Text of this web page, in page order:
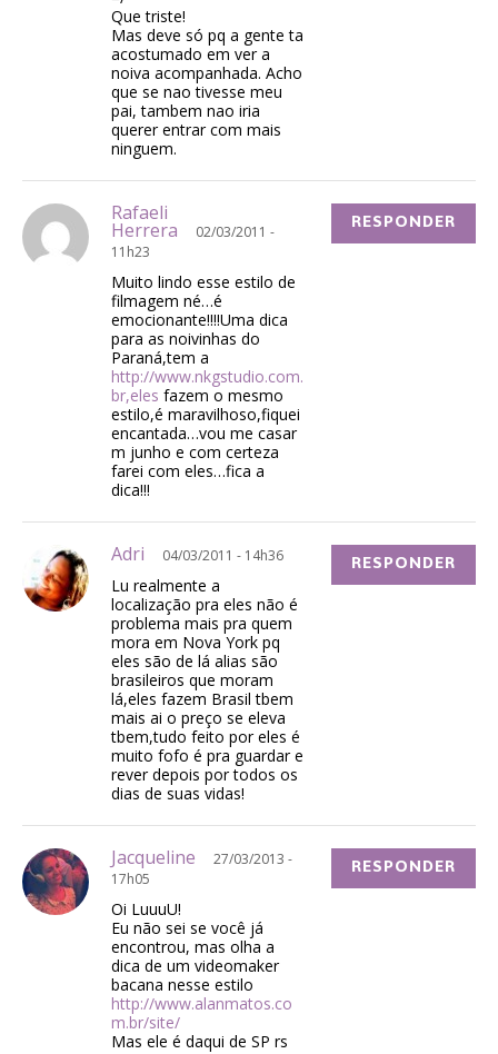
Que triste!
Mas deve só pq a gente ta
acostumado em ver a
noiva acompanhada. Acho
que se nao tivesse meu
pai, tambem nao iria
querer entrar com mais
ninguem.
Rafaeli
Herrera
02/03/2011 -
11h23
Muito lindo esse estilo de
filmagem né…é
emocionante!!!!Uma dica
para as noivinhas do
Paraná,tem a
http://www.nkgstudio.com.
br,eles fazem o mesmo
estilo,é maravilhoso,fiquei
encantada…vou me casar
m junho e com certeza
farei com eles…fica a
dica!!!
RESPONDER
Adri 04/03/2011 - 14h36
Lu realmente a
localização pra eles não é
problema mais pra quem
mora em Nova York pq
eles são de lá alias são
brasileiros que moram
lá,eles fazem Brasil tbem
mais ai o preço se eleva
tbem,tudo feito por eles é
muito fofo é pra guardar e
rever depois por todos os
dias de suas vidas!
RESPONDER
Jacqueline
27/03/2013 -
17h05
Oi LuuuU!
Eu não sei se você já
encontrou, mas olha a
dica de um videomaker
bacana nesse estilo
http://www.alanmatos.co
m.br/site/
Mas ele é daqui de SP rs
RESPONDER